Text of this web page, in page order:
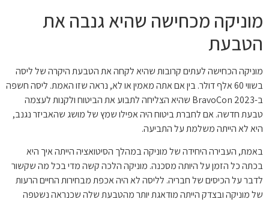
מוניקה מכחישה שהיא גנבה את
הטבעת
מוניקה הכחישה לעתים קרובות שהיא לקחה את הטבעת היקרה של ליסה
בשווי 60 אלף דולר. בין אם אתה מאמין או לא, נראה שזו האמת. ליסה חשפה
ב-BravoCon 2023 שהיא הצליחה לתבוע את הביטוח ולקנות לעצמה
טבעת חדשה. אם לחברת ביטוח היה אפילו שמץ של מושג שהאביזר נגנב,
היא לא הייתה משלמת על התביעה.
באמת, העבירה היחידה של מוניקה במהלך הסיטואציה הייתה איך היא
בכתה כל הזמן על היותה מסכנה. מוניקה הלכה קשה מדי בכל מה שקשור
לדבר על הכיסים של חבריה. לליסה לא היה אכפת מבחירות החיים הרעות
של מוניקה ובצדק הייתה מודאגת יותר מהטבעת שלה שכנראה נשטפה